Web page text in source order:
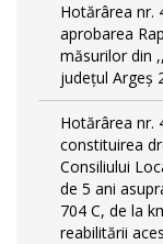
Hotărârea nr.
aprobarea
măsurilor din
județul Argeș
Hotărârea nr.
constituirea
Consiliului
de 5 ani
704 C, de la
reabilitării